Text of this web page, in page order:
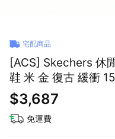
宅配商品
[ACS] Skechers 休
鞋 米 金 復古 緩衝
$3,687
免運費